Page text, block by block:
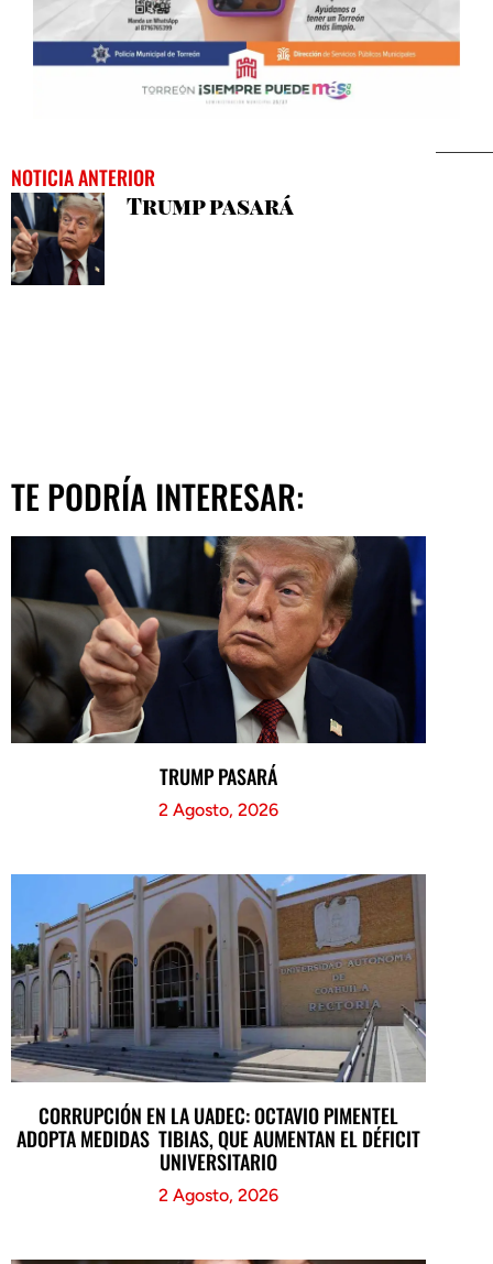
NOTICIA ANTERIOR
Trump pasará
TE PODRÍA INTERESAR:
TRUMP PASARÁ
2 Agosto, 2026
CORRUPCIÓN EN LA UADEC: OCTAVIO PIMENTEL
ADOPTA MEDIDAS TIBIAS, QUE AUMENTAN EL DÉFICIT
UNIVERSITARIO
2 Agosto, 2026